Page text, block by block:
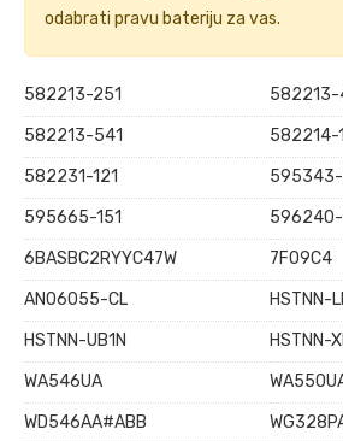
odabrati pravu bateriju za vas.
582213-251
582213-
582213-541
582214-
582231-121
595343-
595665-151
6BASBC2RYYC47W
7F09C4
AN06055-CL
HSTNN-
HSTNN-UB1N
HSTNN-
WA546UA
WD546AA#ABB